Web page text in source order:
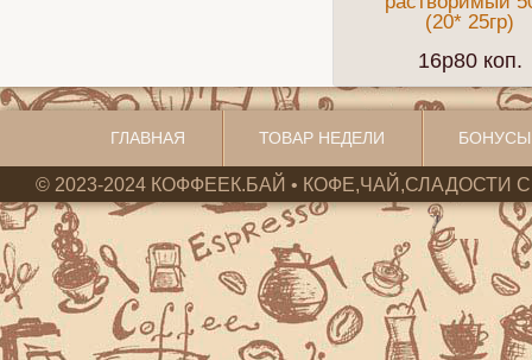
(20* 25гр)
16p80 коп.
ГЛАВНАЯ ТОВАР НЕДЕЛИ
© 2023-2024 КОФФЕЕК.БАЙ • КОФЕ,ЧАЙ,СЛАДОСТИ С